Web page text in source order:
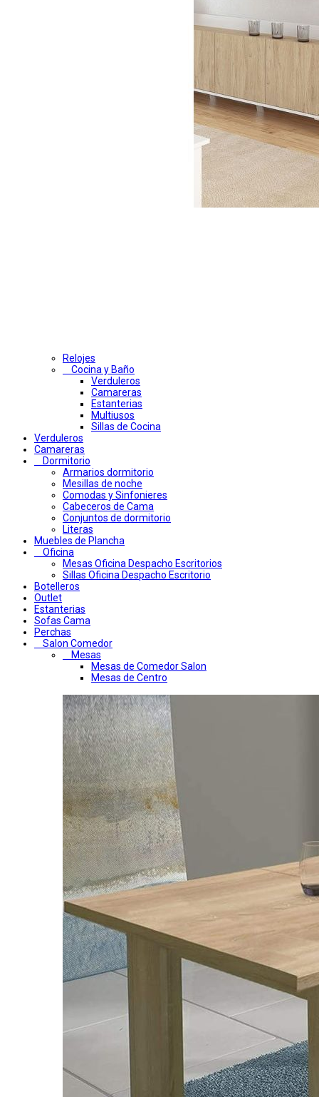
Relojes
Cocina y Baño
Verduleros
Camareras
Estanterias
Multiusos
Sillas de Cocina
Verduleros
Camareras
Dormitorio
Armarios dormitorio
Mesillas de noche
Comodas y Sinfonieres
Cabeceros de Cama
Conjuntos de dormitorio
Literas
Muebles de Plancha
Oficina
Mesas Oficina Despacho Escritorios
Sillas Oficina Despacho Escritorio
Botelleros
Outlet
Estanterias
Sofas Cama
Perchas
Salon Comedor
Mesas
Mesas de Comedor Salon
Mesas de Centro